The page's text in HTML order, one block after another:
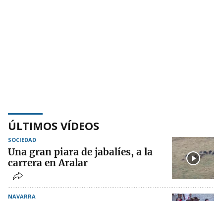
ÚLTIMOS VÍDEOS
SOCIEDAD
Una gran piara de jabalíes, a la
carrera en Aralar
NAVARRA